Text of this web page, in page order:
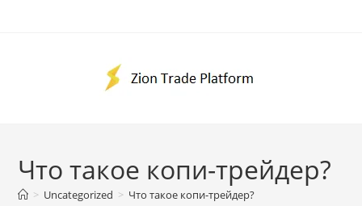
Что такое копи-трейдер?
> Uncategorized > Что такое копи-трейдер?